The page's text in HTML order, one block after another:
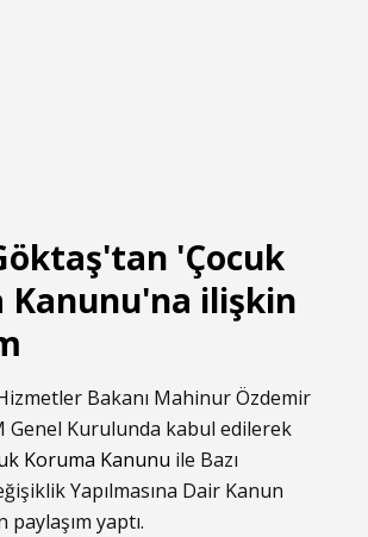
'Çocuk
Kanunu'na ilişkin
Bakanı Mahinur Özdemir
Genel Kurulunda kabul edilerek
Koruma Kanunu ile Bazı
Yapılmasına Dair Kanun
paylaşım yaptı.